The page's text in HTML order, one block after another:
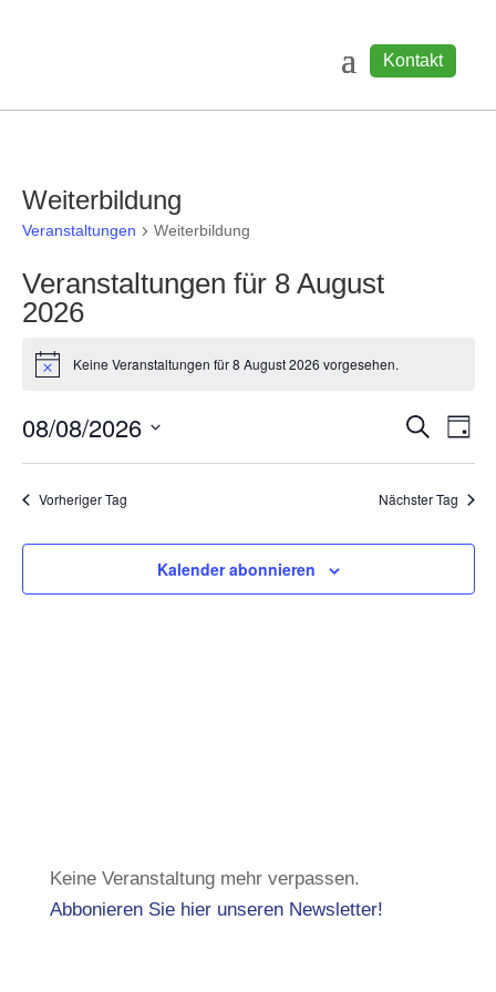
Kontakt
Weiterbildung
Veranstaltungen Weiterbildung
Veranstaltungen für 8 August
2026
HinweisKeine Veranstaltungen für 8 August 2026 vorgesehen.
Suche
Tag
08/08/2026
Datum
wählen.
Vorheriger Tag Nächster Tag
Kalender abonnieren
Keine Veranstaltung mehr verpassen.
Abbonieren Sie hier unseren Newsletter!